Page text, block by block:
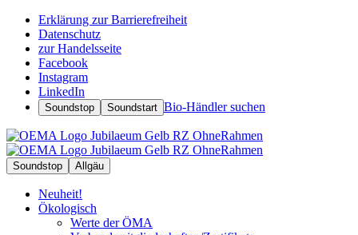
Erklärung zur Barrierefreiheit
Datenschutz
zur Handelsseite
Facebook
Instagram
LinkedIn
Soundstop Soundstart Bio-Händler suchen
Soundstop Allgäu
Neuheit!
Ökologisch
Werte der ÖMA